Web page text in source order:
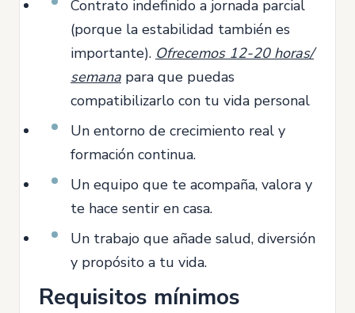
Contrato indefinido a jornada parcial
(porque la estabilidad también es
importante). Ofrecemos 12-20 horas/
semana para que puedas
compatibilizarlo con tu vida personal
Un entorno de crecimiento real y
formación continua.
Un equipo que te acompaña, valora y
te hace sentir en casa.
Un trabajo que añade salud, diversión
y propósito a tu vida.
Requisitos mínimos